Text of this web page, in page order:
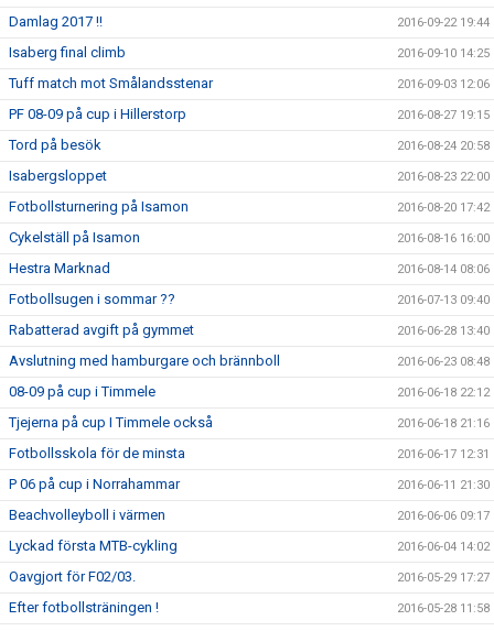
Damlag 2017 !! 2016-09-22 19:44
Isaberg final climb 2016-09-10 14:25
Tuff match mot Smålandsstenar 2016-09-03 12:06
PF 08-09 på cup i Hillerstorp 2016-08-27 19:15
Tord på besök 2016-08-24 20:58
Isabergsloppet 2016-08-23 22:00
Fotbollsturnering på Isamon 2016-08-20 17:42
Cykelställ på Isamon 2016-08-16 16:00
Hestra Marknad 2016-08-14 08:06
Fotbollsugen i sommar ?? 2016-07-13 09:40
Rabatterad avgift på gymmet 2016-06-28 13:40
Avslutning med hamburgare och brännboll 2016-06-23 08:48
08-09 på cup i Timmele 2016-06-18 22:12
Tjejerna på cup I Timmele också 2016-06-18 21:16
Fotbollsskola för de minsta 2016-06-17 12:31
P 06 på cup i Norrahammar 2016-06-11 21:30
Beachvolleyboll i värmen 2016-06-06 09:17
Lyckad första MTB-cykling 2016-06-04 14:02
Oavgjort för F02/03. 2016-05-29 17:27
Efter fotbollsträningen ! 2016-05-28 11:58